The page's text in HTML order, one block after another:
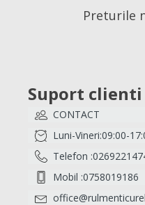
Preturile
Suport clienti
CONTACT
Luni-Vineri:09:00-
Telefon
Mobil :0758019186